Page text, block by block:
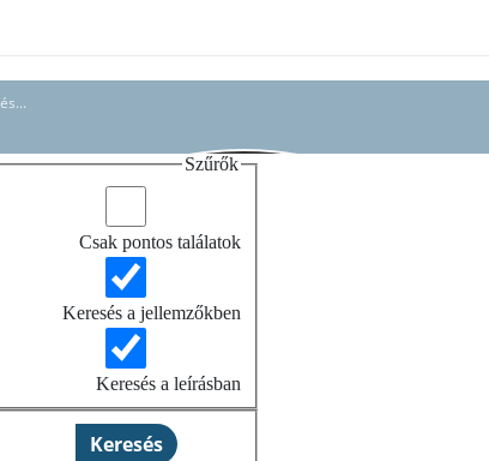
Szűrők
Csak pontos találatok
Keresés a jellemzőkben
Keresés a leírásban
Keresés